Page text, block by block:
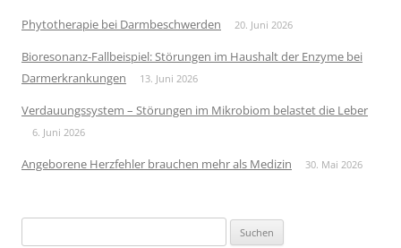
Phytotherapie bei Darmbeschwerden 20. Juni 2026
Bioresonanz-Fallbeispiel: Störungen im Haushalt der Enzyme bei
Darmerkrankungen
13. Juni 2026
Verdauungssystem – Störungen im Mikrobiom belastet die Leber
6. Juni 2026
Angeborene Herzfehler brauchen mehr als Medizin 30. Mai 2026